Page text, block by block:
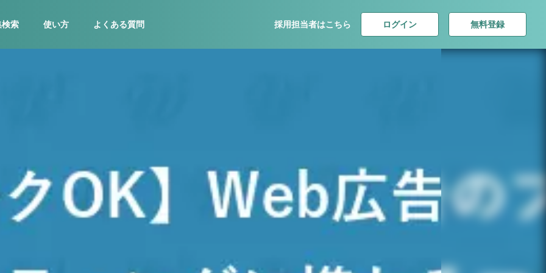
検索 使い方 よくある質問 採用担当者はこちら ログイン 無料登録